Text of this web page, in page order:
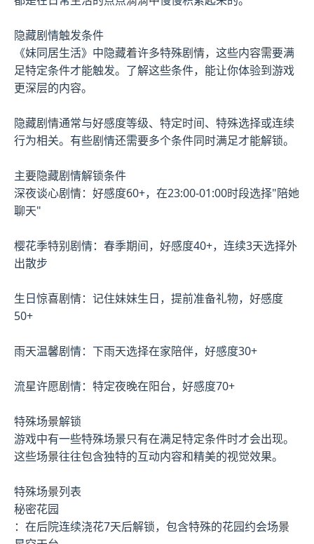
隐藏剧情触发条件
《妹同居生活》中隐藏着许多特殊剧情，这些内容需要满
足特定条件才能触发。了解这些条件，能让你体验到游戏
更深层的内容。
隐藏剧情通常与好感度等级、特定时间、特殊选择或连续
行为相关。有些剧情还需要多个条件同时满足才能解锁。
主要隐藏剧情解锁条件
深夜谈心剧情：好感度60+，在23:00-01:00时段选择"陪她
聊天"
樱花季特别剧情：春季期间，好感度40+，连续3天选择外
出散步
生日惊喜剧情：记住妹妹生日，提前准备礼物，好感度
50+
雨天温馨剧情：下雨天选择在家陪伴，好感度30+
流星许愿剧情：特定夜晚在阳台，好感度70+
特殊场景解锁
游戏中有一些特殊场景只有在满足特定条件时才会出现。
这些场景往往包含独特的互动内容和精美的视觉效果。
特殊场景列表
秘密花园
：在后院连续浇花7天后解锁，包含特殊的花园约会场景